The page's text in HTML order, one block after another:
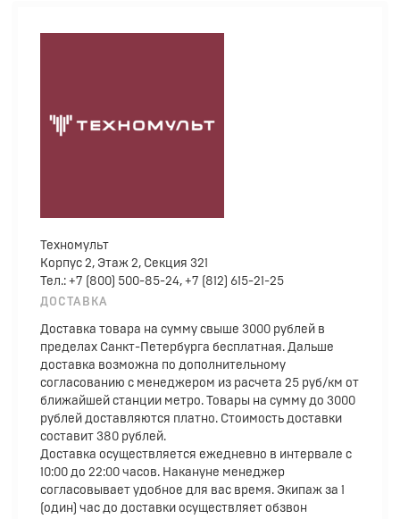
Техномульт
Корпус 2, Этаж 2, Секция 321
Тел.: +7 (800) 500-85-24, +7 (812) 615-21-25
ДОСТАВКА
Доставка товара на сумму свыше 3000 рублей в
пределах Санкт-Петербурга бесплатная. Дальше
доставка возможна по дополнительному
согласованию с менеджером из расчета 25 руб/км от
ближайшей станции метро. Товары на сумму до 3000
рублей доставляются платно. Стоимость доставки
составит 380 рублей.
Доставка осуществляется ежедневно в интервале с
10:00 до 22:00 часов. Накануне менеджер
согласовывает удобное для вас время. Экипаж за 1
(один) час до доставки осуществляет обзвон